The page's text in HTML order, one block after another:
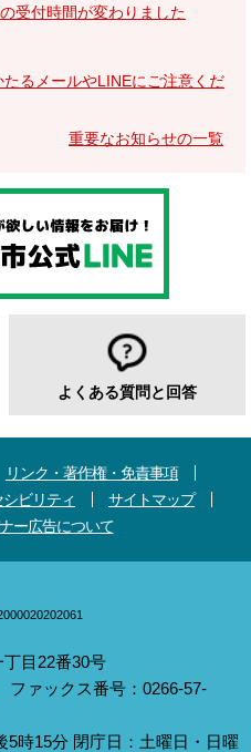
受付時間が変わりました
たるメールやLINEにご注意くだ
重要なお知らせの一覧
よくある質問と回答
リンク・著作権・免責事項
ビリティ
サイトマップ
ー広告について
目22番30号
ァックス番号：0266-57-
5時15分 閉庁日：土曜日・日曜